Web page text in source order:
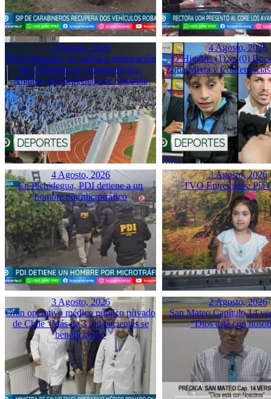
4 Agosto, 2026
TVO Deportes: La agónica eliminación
de O’Higgins en Sudamericana.
Análisis del Repechaje de Segunda
4 Agosto, 2026
O’Higgins (1) vs (0)
Zona Mixta y Conferencias
4 Agosto, 2026
En Pichidegua, PDI detiene a un
hombre por microtráfico
3 Agosto, 2026
TVO Entrevistas: Pía
3 Agosto, 2026
Gran operativo médico público privado
de Chile “Más de 3 mil pacientes se
beneficiaron”
2 Agosto, 2026
San Mateo Capítulo 14
“Dios está con